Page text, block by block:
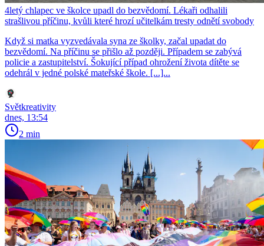
4letý chlapec ve školce upadl do bezvědomí. Lékaři odhalili
strašlivou příčinu, kvůli které hrozí učitelkám tresty odnětí svobody
Když si matka vyzvedávala syna ze školky, začal upadat do
bezvědomí. Na příčinu se přišlo až později. Případem se zabývá
policie a zastupitelství. Šokující případ ohrožení života dítěte se
odehrál v jedné polské mateřské škole. [...]...
Světkreativity
dnes, 13:54
2 min